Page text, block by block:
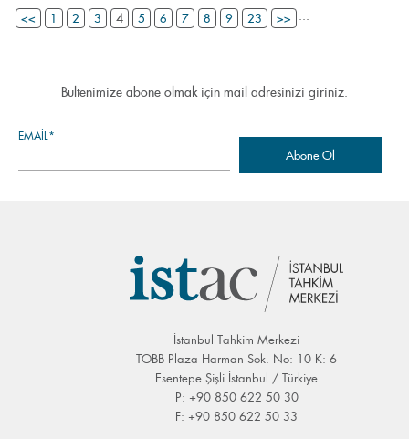
<< 1 2 3 4 5 6 7 8 9 ...
23 >>
Bültenimize abone olmak için mail adresinizi giriniz.
EMAIL*
İstanbul Tahkim Merkezi
TOBB Plaza Harman Sok. No: 10 K: 6
Esentepe Şişli İstanbul / Türkiye
P: +90 850 622 50 30
F: +90 850 622 50 33